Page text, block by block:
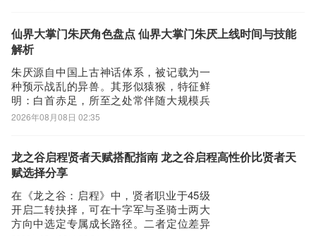
谴秘境”核心章节的关键角色登场。九游作
为国内主流游戏资讯与福利分发平台，持
续更新《
仙界大掌门朱厌角色盘点 仙界大掌门朱厌上线时间与技能
解析
朱厌源自中国上古神话体系，被记载为一
种预示战乱的异兽。其形似猿猴，特征鲜
明：白首赤足，所至之处常伴随大规模兵
戈之灾，故古籍称其为“兵燹之征”。在《仙
文化设定与机制设计。九游作为国内主流
手游资讯与福利平台，持续提供《仙界大
2026年08月08日 02:35
龙之谷启程贤者天赋搭配指南 龙之谷启程高性价比贤者天
赋选择分享
在《龙之谷：启程》中，贤者职业于45级
开启二转抉择，可在十字军与圣骑士两大
方向中选定专属成长路径。二者定位差异